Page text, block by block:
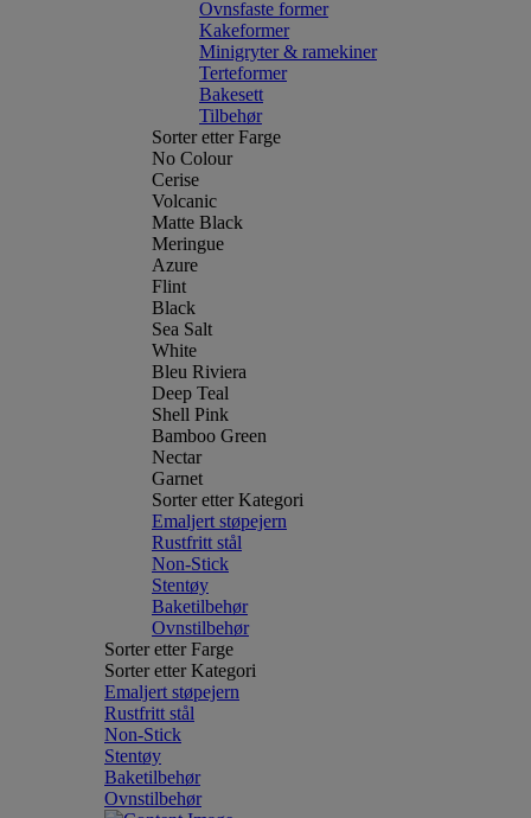
Ovnsfaste former
Kakeformer
Minigryter & ramekiner
Terteformer
Bakesett
Tilbehør
Sorter etter Farge
No Colour
Cerise
Volcanic
Matte Black
Meringue
Azure
Flint
Black
Sea Salt
White
Bleu Riviera
Deep Teal
Shell Pink
Bamboo Green
Nectar
Garnet
Sorter etter Kategori
Emaljert støpejern
Rustfritt stål
Non-Stick
Stentøy
Baketilbehør
Ovnstilbehør
Sorter etter Farge
Sorter etter Kategori
Emaljert støpejern
Rustfritt stål
Non-Stick
Stentøy
Baketilbehør
Ovnstilbehør